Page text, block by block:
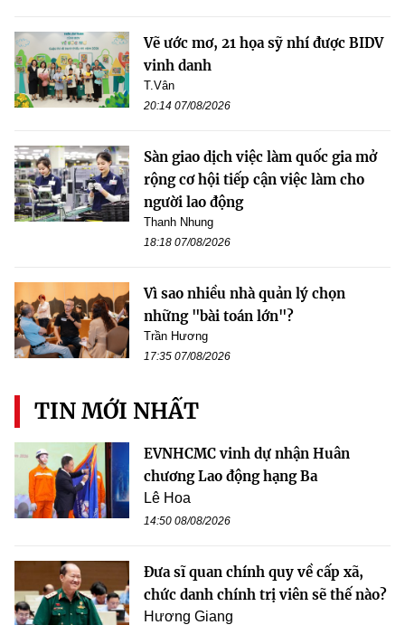
Vẽ ước mơ, 21 họa sỹ nhí được BIDV
vinh danh
T.Vân
20:14 07/08/2026
Sàn giao dịch việc làm quốc gia mở
rộng cơ hội tiếp cận việc làm cho
người lao động
Thanh Nhung
18:18 07/08/2026
Vì sao nhiều nhà quản lý chọn
những "bài toán lớn"?
Trần Hương
17:35 07/08/2026
TIN MỚI NHẤT
EVNHCMC vinh dự nhận Huân
chương Lao động hạng Ba
Lê Hoa
14:50 08/08/2026
Đưa sĩ quan chính quy về cấp xã,
chức danh chính trị viên sẽ thế nào?
Hương Giang